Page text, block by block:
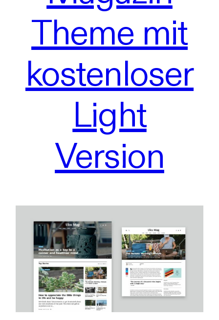
Theme mit
kostenloser
Light
Version